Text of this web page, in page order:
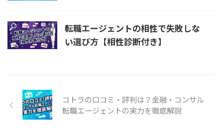
転職エージェントの相性で失敗しな
い選び方【相性診断付き】
コトラの口コミ・評判は？金融・コンサル
転職エージェントの実力を徹底解説